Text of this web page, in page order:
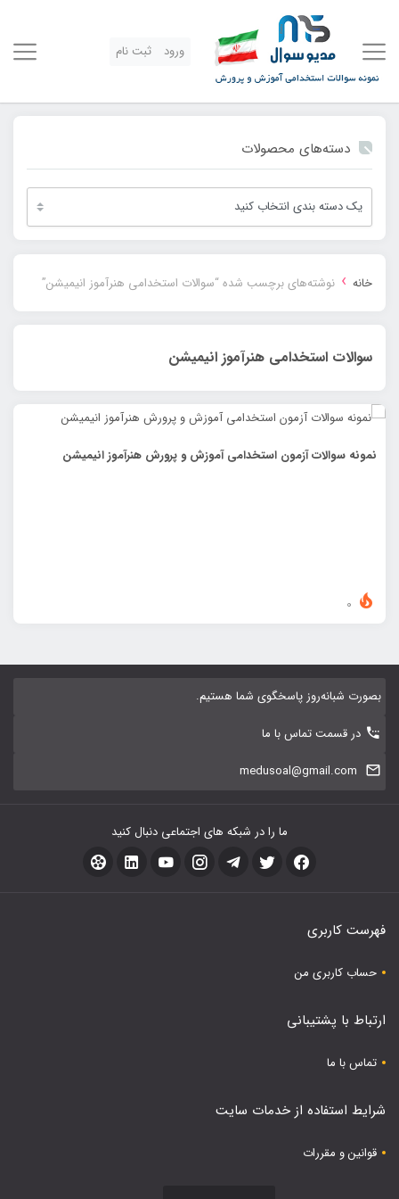
ورود ثبت نام
دسته‌های محصولات
خانه › نوشته‌های برچسب شده “سوالات استخدامی هنرآموز انیمیشن”
سوالات استخدامی هنرآموز انیمیشن
نمونه سوالات آزمون استخدامی آموزش و پرورش هنرآموز انیمیشن
بصورت شبانه‌روز پاسخگوی شما هستیم.
در قسمت تماس با ما
medusoal@gmail.com
ما را در شبکه های اجتماعی دنبال کنید
فهرست کاربری
حساب کاربری من
ارتباط با پشتیبانی
تماس با ما
شرایط استفاده از خدمات سایت
قوانین و مقررات